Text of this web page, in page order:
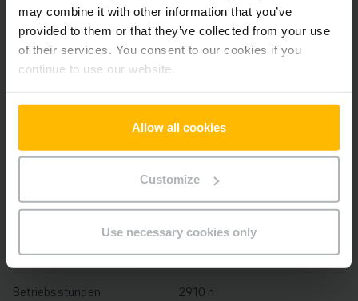
may combine it with other information that you’ve
provided to them or that they’ve collected from your use
of their services. You consent to our cookies if you
continue to use our website.
Allow all cookies
Customize
Use necessary cookies only
Technische Daten
Batterie
Ladegerät Ja, 24 V / A
2020
Hubhöhe 2050 mm
Tragfähigkeit 2200 kg
Betriebsstunden 2910 h